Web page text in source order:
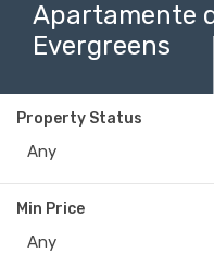
Apartamente
Evergreens
Property Status
Any
Min Price
Any